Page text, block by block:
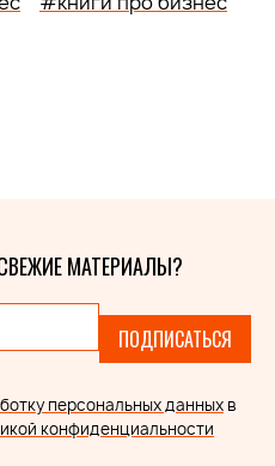
МАТЕРИАЛЫ?
ПОДПИСАТЬСЯ
персональных данных в
конфиденциальности